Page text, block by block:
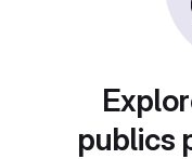
publics